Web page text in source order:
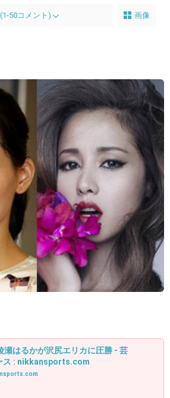
50コメント) 画像
瀬はるかが沢尻エリカに圧勝 - 芸
ス : nikkansports.com